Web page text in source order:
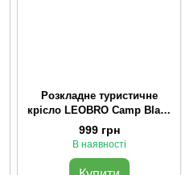
Розкладне туристичне
крісло LEOBRO Camp Black
M (LB-1072)
999 грн
В наявності